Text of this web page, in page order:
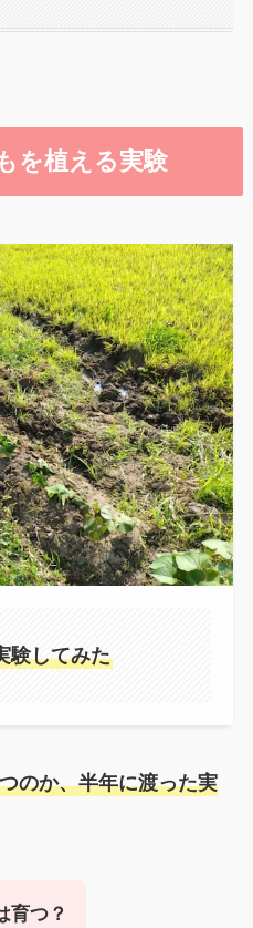
を植える実験
験してみた
のか、半年に渡った実
育つ？